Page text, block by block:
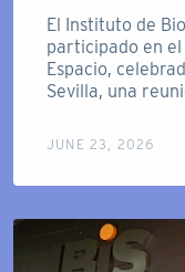
El Instituto de
participado en
Espacio,
Sevilla, una
JUNE 23, 2026